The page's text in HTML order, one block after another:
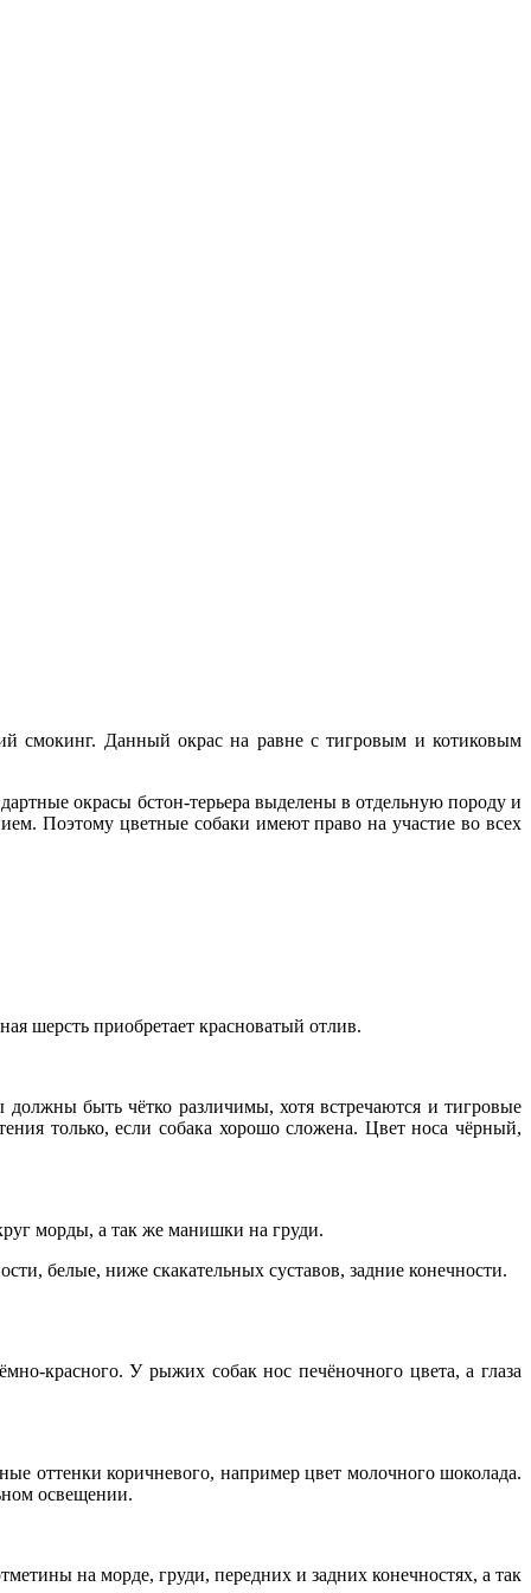
смокинг. Данный окрас на равне с тигровым и котиковым
окрасы бстон-терьера выделены в отдельную породу и
Поэтому цветные собаки имеют право на участие во всех
шерсть приобретает красноватый отлив.
должны быть чётко различимы, хотя встречаются и тигровые
только, если собака хорошо сложена. Цвет носа чёрный,
морды, а так же манишки на груди.
белые, ниже скакательных суставов, задние конечности.
красного. У рыжих собак нос печёночного цвета, а глаза
оттенки коричневого, например цвет молочного шоколада.
освещении.
на морде, груди, передних и задних конечностях, а так